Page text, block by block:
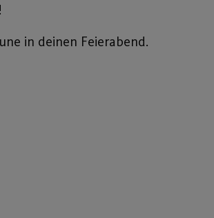
in deinen Feierabend.